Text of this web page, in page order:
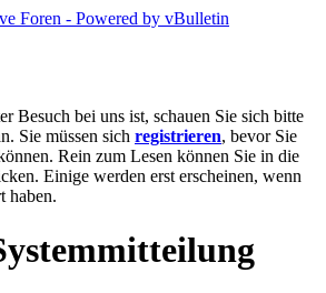
Besuch bei uns ist, schauen Sie sich bitte
Sie müssen sich registrieren, bevor Sie
Rein zum Lesen können Sie in die
Einige werden erst erscheinen, wenn
haben.